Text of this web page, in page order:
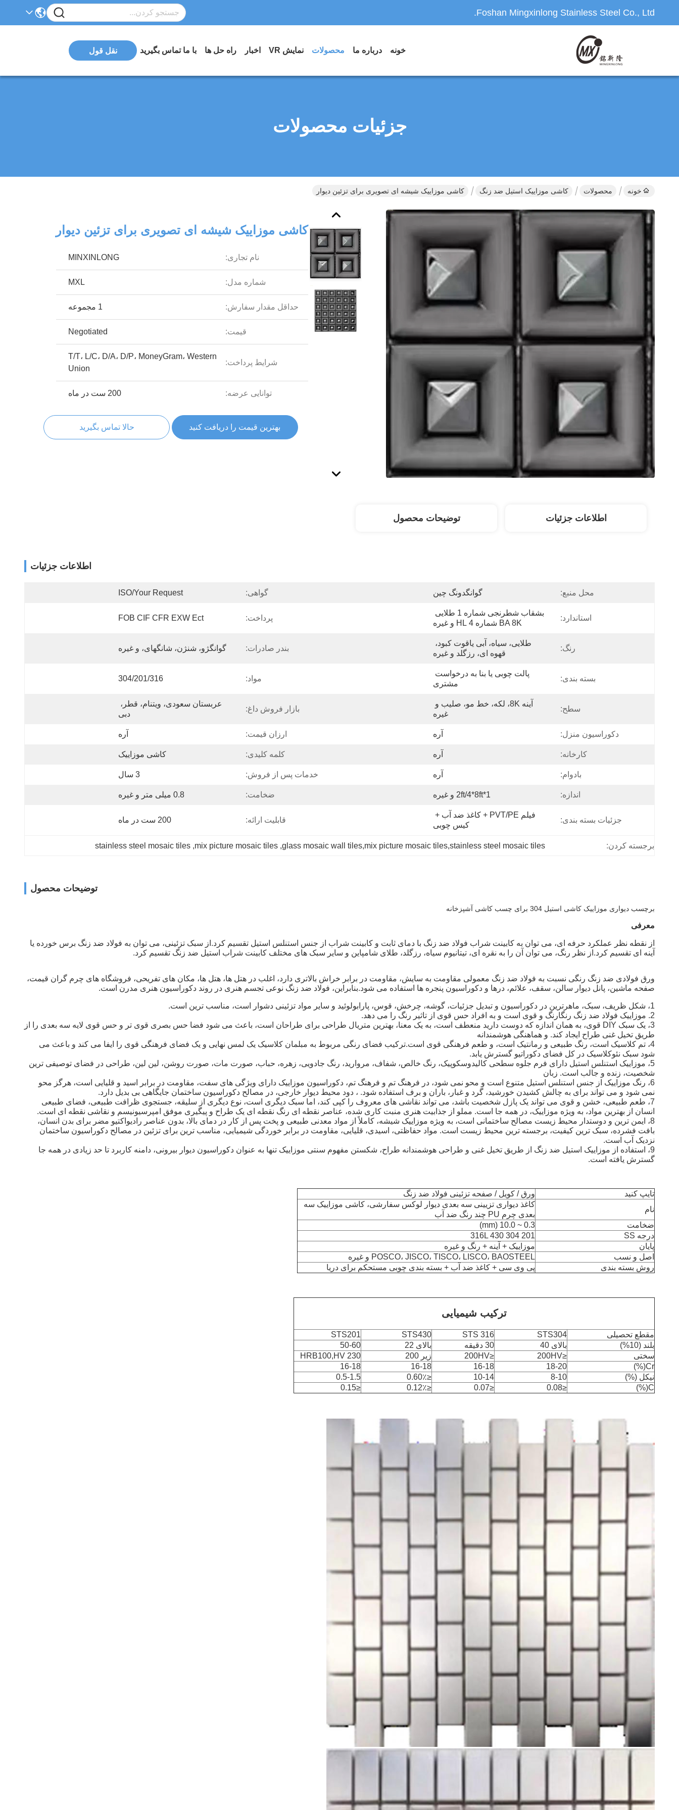
Foshan Mingxinlong Stainless Steel Co., Ltd.
خونه درباره ما محصولات نمایش VR اخبار راه حل ها با ما تماس بگیرید نقل قول
جزئیات محصولات
خونه محصولات کاشی موزاییک استیل ضد زنگ کاشی موزاییک شیشه ای تصویری برای تزئین دیوار
کاشی موزاییک شیشه ای تصویری برای تزئین دیوار
نام تجاری: MINXINLONG
شماره مدل: MXL
حداقل مقدار سفارش: 1 مجموعه
قیمت: Negotiated
شرایط پرداخت:
T/T، L/C، D/A، D/P، MoneyGram، Western
Union
توانایی عرضه: 200 ست در ماه
بهترین قیمت را دریافت کنید حالا تماس بگیرید
اطلاعات جزئیات توضیحات محصول
اطلاعات جزئیات
محل منبع: گوانگدونگ چین گواهی: ISO/your Request
استاندارد:
BA 8K شماره 4 HL و غیره
پرداخت: FOB CIF CFR EXW Ect
رنگ:
قهوه ای، رزگلد و غیره
بندر صادرات: گوانگژو، شنژن، شانگهای، و غیره
بسته بندی:
مشتری
مواد: 304/201/316
سطح:
غیره
بازار فروش داغ:
دبی
دکوراسیون منزل: آره ارزان قیمت: آره
کارخانه: آره کلمه کلیدی: کاشی موزاییک
بادوام: آره خدمات پس از فروش: 3 سال
اندازه: 1*2ft/4*8ft و غیره ضخامت: 0.8 میلی متر و غیره
جزئیات بسته بندی:
کیس چوبی
قابلیت ارائه: 200 ست در ماه
برجسته کردن: glass mosaic wall tiles,mix picture mosaic tiles,stainless steel mosaic tiles
,
mix picture mosaic tiles
,
stainless steel mosaic tiles
توضیحات محصول
برچسب دیواری موزاییک کاشی استیل 304 برای چسب کاشی آشپزخانه
معرفی
از نقطه نظر عملکرد حرفه ای، می توان به کابینت شراب فولاد ضد زنگ با دمای ثابت و کابینت شراب از جنس استنلس استیل تقسیم کرد.از سبک تزئینی، می توان به فولاد ضد زنگ برس خورده یا
آینه ای تقسیم کرد.از نظر رنگ، می توان آن را به نقره ای، تیتانیوم سیاه، رزگلد، طلای شامپاین و سایر سبک های مختلف کابینت شراب استیل ضد زنگ تقسیم کرد.
ورق فولادی ضد زنگ رنگی نسبت به فولاد ضد زنگ معمولی مقاومت به سایش، مقاومت در برابر خراش بالاتری دارد، اغلب در هتل ها، هتل ها، مکان های تفریحی، فروشگاه های چرم گران قیمت،
صفحه ماشین، پانل دیوار سالن، سقف، علائم، درها و دکوراسیون پنجره ها استفاده می شود.بنابراین، فولاد ضد زنگ نوعی تجسم هنری در روند دکوراسیون هنری مدرن است.
1، شکل ظریف، سبک، ماهرترین در دکوراسیون و تبدیل جزئیات، گوشه، چرخش، قوس، پارابولوئید و سایر مواد تزئینی دشوار است، مناسب ترین است.
2. موزاییک فولاد ضد زنگ رنگارنگ و قوی است و به افراد حس قوی از تاثیر رنگ را می دهد.
3، یک سبک DIY قوی، به همان اندازه که دوست دارید منعطف است، به یک معنا، بهترین متریال طراحی برای طراحان است، باعث می شود فضا حس بصری قوی تر و حس قوی لایه سه بعدی را از
طریق تخیل غنی طراح ایجاد کند. و هماهنگی هوشمندانه
4، تم کلاسیک است، رنگ طبیعی و رمانتیک است، و طعم فرهنگی قوی است.ترکیب فضای رنگی مربوط به مبلمان کلاسیک یک لمس نهایی و یک فضای فرهنگی قوی را ایفا می کند و باعث می
شود سبک نئوکلاسیک در کل فضای دکوراتیو گسترش یابد.
5، موزاییک استنلس استیل دارای فرم جلوه سطحی کالیدوسکوپیک، رنگ خالص، شفاف، مروارید، رنگ جادویی، زهره، حباب، صورت مات، صورت روشن، لین لین، طراحی در فضای توصیفی ترین
شخصیت، زنده و جالب است. زبان
6، رنگ موزاییک از جنس استنلس استیل متنوع است و محو نمی شود، در فرهنگ تم و فرهنگ تم، دکوراسیون موزاییک دارای ویژگی های سفت، مقاومت در برابر اسید و قلیایی است، هرگز محو
نمی شود و می تواند برای به چالش کشیدن خورشید، گرد و غبار، باران و برف استفاده شود. ، دود محیط دیوار خارجی، در مصالح دکوراسیون ساختمان جایگاهی بی بدیل دارد.
7، طعم طبیعی، خشن و قوی می تواند یک پازل شخصیت باشد، می تواند نقاشی های معروف را کپی کند، اما سبک دیگری است، نوع دیگری از سلیقه، جستجوی ظرافت طبیعی، فضای طبیعی
انسان از بهترین مواد، به ویژه موزاییک، در همه جا است. مملو از جذابیت هنری منبت کاری شده، عناصر نقطه ای رنگ نقطه ای یک طراح و پیگیری موفق امپرسیونیسم و ​​نقاشی نقطه ای است.
8، ایمن ترین و دوستدار محیط زیست مصالح ساختمانی است، به ویژه موزاییک شیشه، کاملاً از مواد معدنی طبیعی و پخت پس از کار در دمای بالا، بدون عناصر رادیواکتیو مضر برای بدن انسان،
بافت فشرده، سبک ترین کیفیت، برجسته ترین محیط زیست است. مواد حفاظتی، اسیدی، قلیایی، مقاومت در برابر خوردگی شیمیایی، مناسب ترین برای تزئین در مصالح دکوراسیون ساختمان
نزدیک آب است.
9، استفاده از موزاییک استیل ضد زنگ از طریق تخیل غنی و طراحی هوشمندانه طراح، شکستن مفهوم سنتی موزاییک تنها به عنوان دکوراسیون دیوار بیرونی، دامنه کاربرد تا حد زیادی در همه جا
گسترش یافته است.
تایپ کنید
ورق / کویل / صفحه تزئینی فولاد ضد زنگ
نام
کاغذ دیواری تزیینی سه بعدی دیوار لوکس سفارشی، کاشی موزاییک سه
بعدی چرم PU چند رنگ ضد آب
ضخامت
0.3 ~ 10.0 (mm)
درجه SS
201 304 316L 430
پایان
موزاییک + آینه + رنگ و غیره
اصل و نسب
POSCO، JISCO، TISCO، LISCO، BAOSTEEL و غیره
روش بسته بندی
پی وی سی + کاغذ ضد آب + بسته بندی چوبی مستحکم برای دریا
ترکیب شیمیایی
مقطع تحصیلی STS304
STS 316
STS430
STS201
بلند (10%)
بالای 40 30 دقیقه بالای 22
50-60
سختی
≤200HV
≤200HV زیر 200
HRB100,HV 230
Cr(%)
18-20
16-18
16-18
16-18
نیکل (%)
8-10
10-14 ≤0.60٪
0.5-1.5
C(%)
≤0.08
≤0.07 ≤0.12٪ ≤0.15